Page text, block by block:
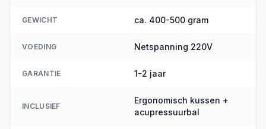
GEWICHT ca. 400-500 gram
VOEDING Netspanning 220V
GARANTIE 1-2 jaar
INCLUSIEF
Ergonomisch kussen +
acupressuurbal